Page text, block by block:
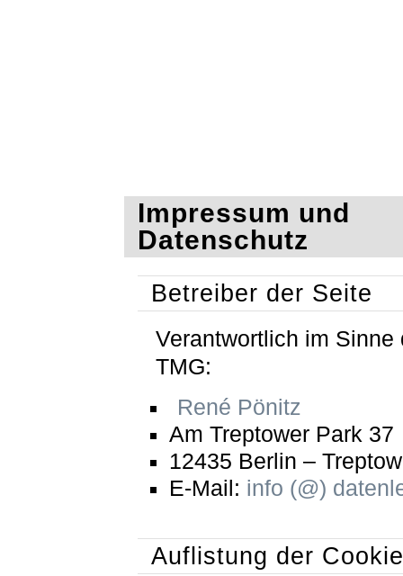
Impressum und
Datenschutz
Betreiber der Seite
Verantwortlich im Sinne
TMG:
René Pönitz
Am Treptower Park 37
12435 Berlin – Treptow
E-Mail: info (@)
Auflistung der